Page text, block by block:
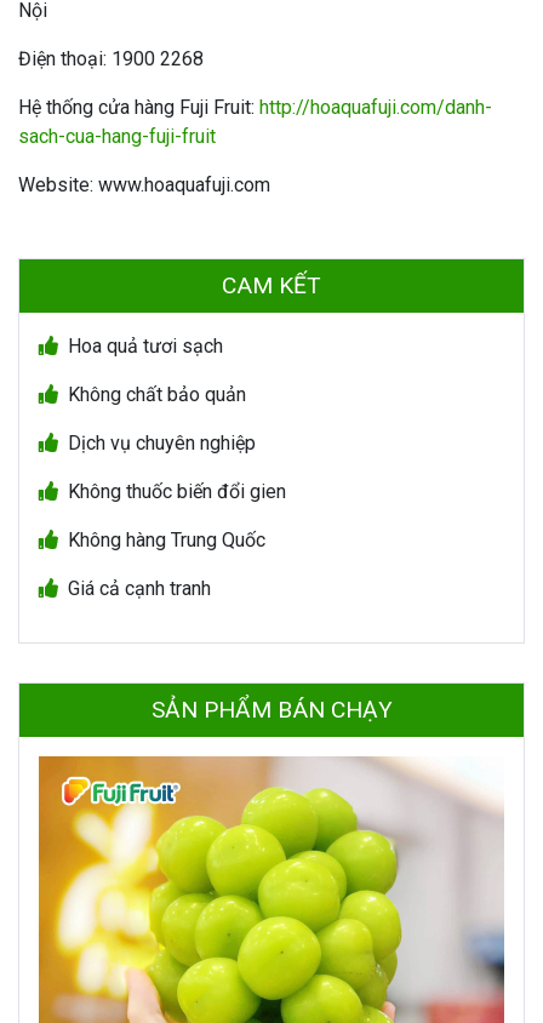
Nội
Điện thoại: 1900 2268
Hệ thống cửa hàng Fuji Fruit: http://hoaquafuji.com/danh-
sach-cua-hang-fuji-fruit
Website: www.hoaquafuji.com
CAM KẾT
Hoa quả tươi sạch
Không chất bảo quản
Dịch vụ chuyên nghiệp
Không thuốc biến đổi gien
Không hàng Trung Quốc
Giá cả cạnh tranh
SẢN PHẨM BÁN CHẠY